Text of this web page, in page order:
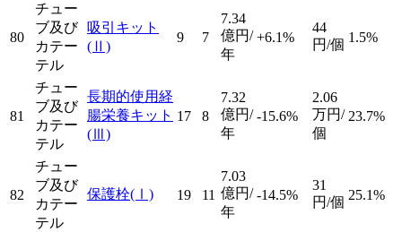
80
チュー
ブ及び
カテー
テル
吸引キット
(Ⅱ)
9 7
7.34
億円/
年
+6.1%
44
円/個 1.5%
81
チュー
ブ及び
カテー
テル
長期的使用経
腸栄養キット
(Ⅲ)
17 8
7.32
億円/
年
-15.6%
2.06
万円/
個
23.7%
82
チュー
ブ及び
カテー
テル
保護栓(Ⅰ) 19 11
7.03
億円/
年
-14.5%
31
円/個 25.1%